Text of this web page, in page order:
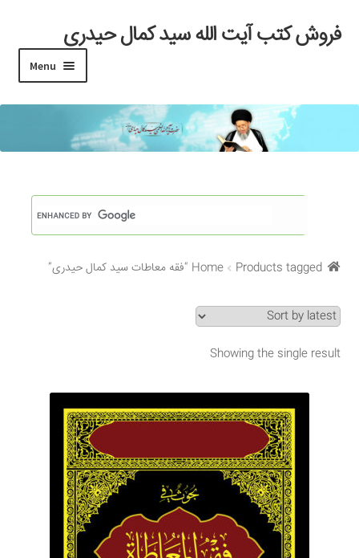
Skip
to
Skip
to
فروش کتب آیت الله سید کمال حیدری
Menu
خانه
#97 (بدون عنوان)
Checkout
My account
Search Results
Shop
برگه نمونه
Home Products tagged “فقه معاطات سید کمال حیدری”
Showing the single result